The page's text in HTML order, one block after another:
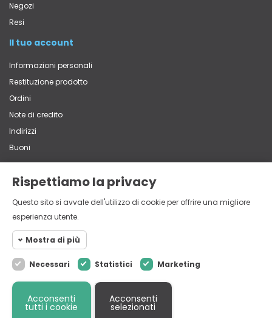
Rispettiamo la privacy
Questo sito si avvale dell'utilizzo di cookie per offrire una migliore
esperienza utente.
Mostra di più
Cookie necessari
I Cookie Necessari aiutano il sito web
ad essere utilizzabile dal visitatore e
statistici
Necessari Statistici Marketing
Acconsenti
tutti i cookie
Acconsenti
selezionati
Negozi
Resi
Il tuo account
Informazioni personali
Restituzione prodotto
Ordini
Note di credito
Indirizzi
Buoni
Via Vittorio Veneto, 65 - 22060 Carugo (CO)
© 2026 - Mistri GDC Srl - P.iva 01893770139 - Via Vittorio Veneto,
65 22060 Carugo (CO)